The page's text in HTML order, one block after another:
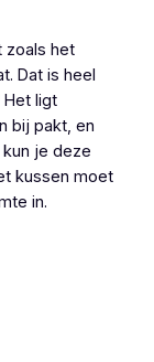
zoals het
Dat is heel
Het ligt
bij pakt, en
je deze
kussen moet
in.